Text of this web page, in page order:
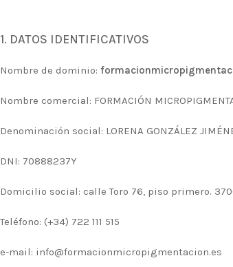
1. DATOS IDENTIFICATIVOS
Nombre de dominio:
Nombre comercial: FORMACIÓN
Denominación social: LORENA GONZÁLEZ
DNI: 70888237Y
Domicilio social: calle Toro 76, piso primero.
Teléfono: (+34) 722 111 515
e-mail: info@formacionmicropigmentacion.es